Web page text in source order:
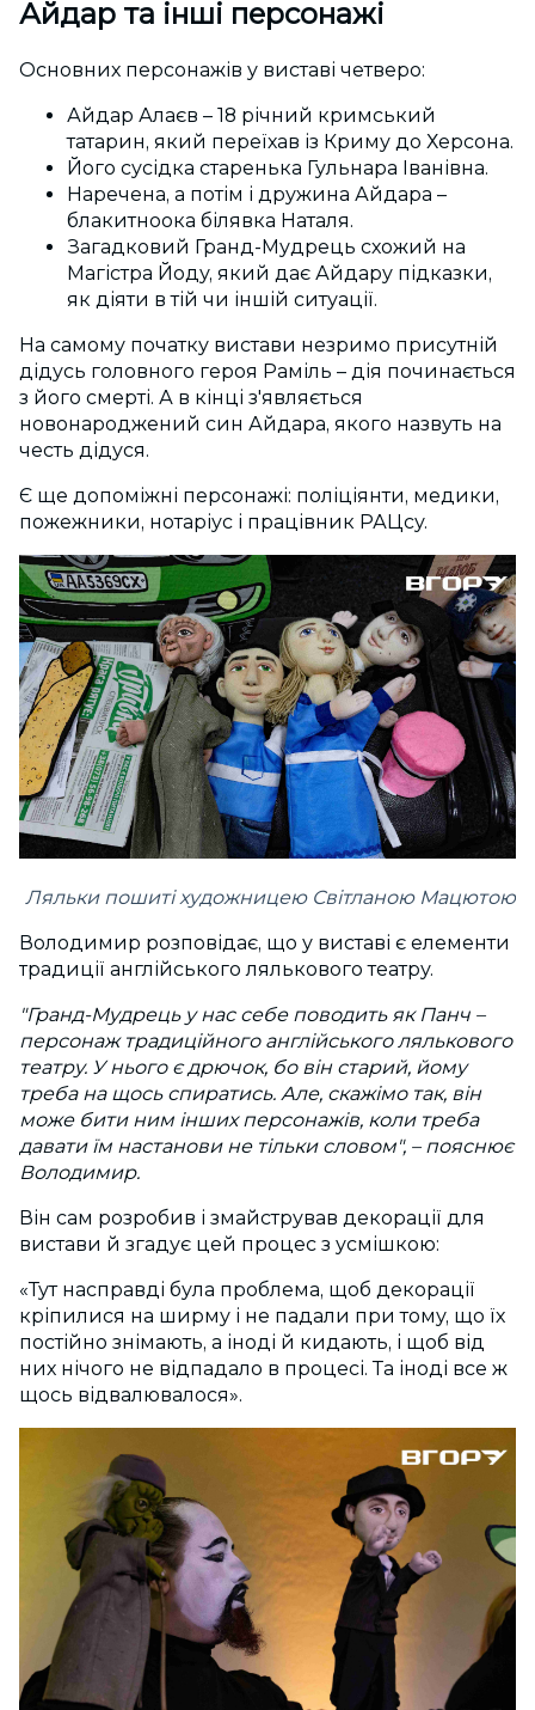
Айдар та інші персонажі
Основних персонажів у виставі четверо:
Айдар Алаєв – 18 річний кримський
татарин, який переїхав із Криму до Херсона.
Його сусідка старенька Гульнара Іванівна.
Наречена, а потім і дружина Айдара –
блакитноока білявка Наталя.
Загадковий Гранд-Мудрець схожий на
Магістра Йоду, який дає Айдару підказки,
як діяти в тій чи іншій ситуації.
На самому початку вистави незримо присутній
дідусь головного героя Раміль – дія починається
з його смерті. А в кінці з'являється
новонароджений син Айдара, якого назвуть на
честь дідуся.
Є ще допоміжні персонажі: поліціянти, медики,
пожежники, нотаріус і працівник РАЦсу.
Ляльки пошиті художницею Світланою Мацютою
Володимир розповідає, що у виставі є елементи
традиції англійського лялькового театру.
"Гранд-Мудрець у нас себе поводить як Панч –
персонаж традиційного англійського лялькового
театру. У нього є дрючок, бо він старий, йому
треба на щось спиратись. Але, скажімо так, він
може бити ним інших персонажів, коли треба
давати їм настанови не тільки словом", – пояснює
Володимир.
Він сам розробив і змайстрував декорації для
вистави й згадує цей процес з усмішкою:
«Тут насправді була проблема, щоб декорації
кріпилися на ширму і не падали при тому, що їх
постійно знімають, а іноді й кидають, і щоб від
них нічого не відпадало в процесі. Та іноді все ж
щось відвалювалося».